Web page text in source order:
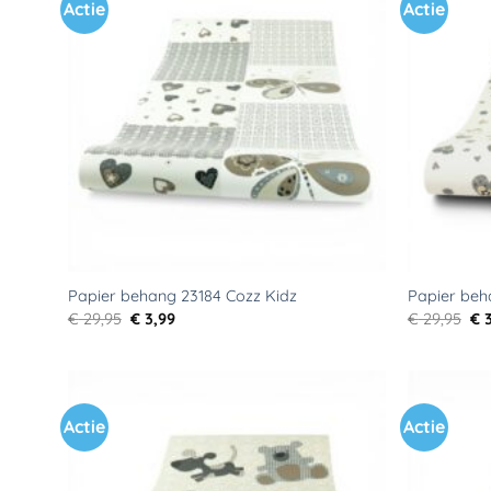
Actie
Papier behang 23184 Cozz Kidz
€29,95 Oorspronkelijke
prijs
€ 3,99Huidige
Actie
Papier
€29,95 €
Actie
verlanglijst
Actie